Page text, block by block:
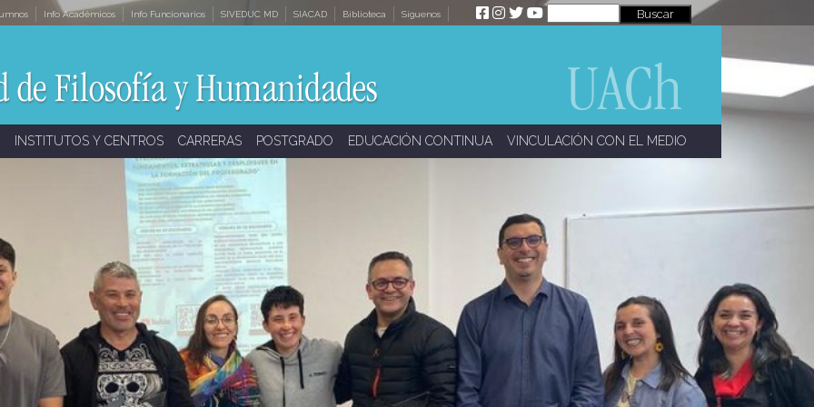
Info Académicos Info Funcionarios SIVEDUC MD SIACAD Biblioteca Síguenos
INSTITUTOS Y CENTROS CARRERAS POSTGRADO EDUCACIÓN CONTINUA VINCULACIÓN CON EL MEDIO